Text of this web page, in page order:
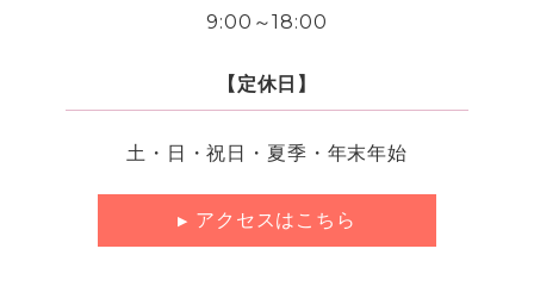
9:00～18:00
【定休日】
土・日・祝日・夏季・年末年始
アクセスはこちら